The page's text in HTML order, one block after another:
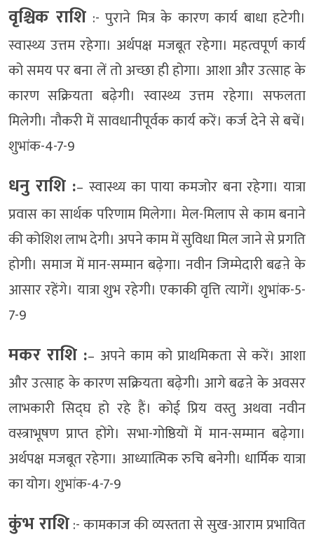
वृश्चिक राशि :- पुराने मित्र के कारण कार्य बाधा हटेगी।
स्वास्थ्य उत्तम रहेगा। अर्थपक्ष मजबूत रहेगा। महत्वपूर्ण कार्य
को समय पर बना लें तो अच्छा ही होगा। आशा और उत्साह के
कारण सक्रियता बढ़ेगी। स्वास्थ्य उत्तम रहेगा। सफलता
मिलेगी। नौकरी में सावधानीपूर्वक कार्य करें। कर्ज देने से बचें।
शुभांक-4-7-9
धनु राशि :– स्वास्थ्य का पाया कमजोर बना रहेगा। यात्रा
प्रवास का सार्थक परिणाम मिलेगा। मेल-मिलाप से काम बनाने
की कोशिश लाभ देगी। अपने काम में सुविधा मिल जाने से प्रगति
होगी। समाज में मान-सम्मान बढ़ेगा। नवीन जिम्मेदारी बढऩे के
आसार रहेंगे। यात्रा शुभ रहेगी। एकाकी वृत्ति त्यागें। शुभांक-5-
7-9
मकर राशि :– अपने काम को प्राथमिकता से करें। आशा
और उत्साह के कारण सक्रियता बढ़ेगी। आगे बढऩे के अवसर
लाभकारी सिद्घ हो रहे हैं। कोई प्रिय वस्तु अथवा नवीन
वस्त्राभूषण प्राप्त होंगे। सभा-गोष्ठियों में मान-सम्मान बढ़ेगा।
अर्थपक्ष मजबूत रहेगा। आध्यात्मिक रुचि बनेगी। धार्मिक यात्रा
का योग। शुभांक-4-7-9
कुंभ राशि:- कामकाज की व्यस्तता से सुख-आराम प्रभावित